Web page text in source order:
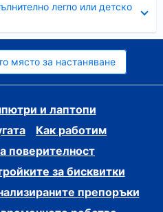
легло или детско
място за настаняване
и лаптопи
Как работим
поверителност
за бисквитки
препоръки